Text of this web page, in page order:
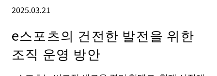
2025.03.21
e스포츠의 건전한 발전을 위한
조직 운영 방안